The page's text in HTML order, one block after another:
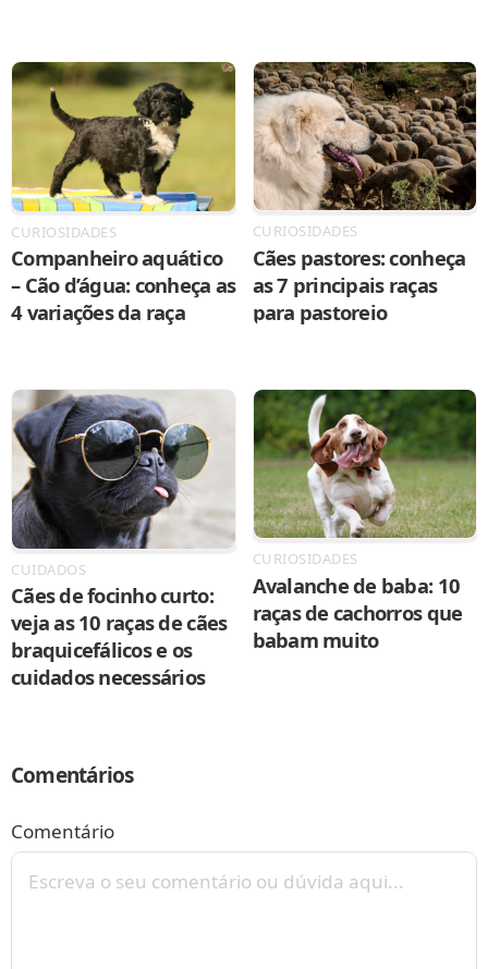
CURIOSIDADES
Companheiro aquático
– Cão d’água: conheça as
4 variações da raça
CURIOSIDADES
Cães pastores: conheça
as 7 principais raças
para pastoreio
CUIDADOS
Cães de focinho curto:
veja as 10 raças de cães
braquicefálicos e os
cuidados necessários
CURIOSIDADES
Avalanche de baba: 10
raças de cachorros que
babam muito
Comentários
Comentário